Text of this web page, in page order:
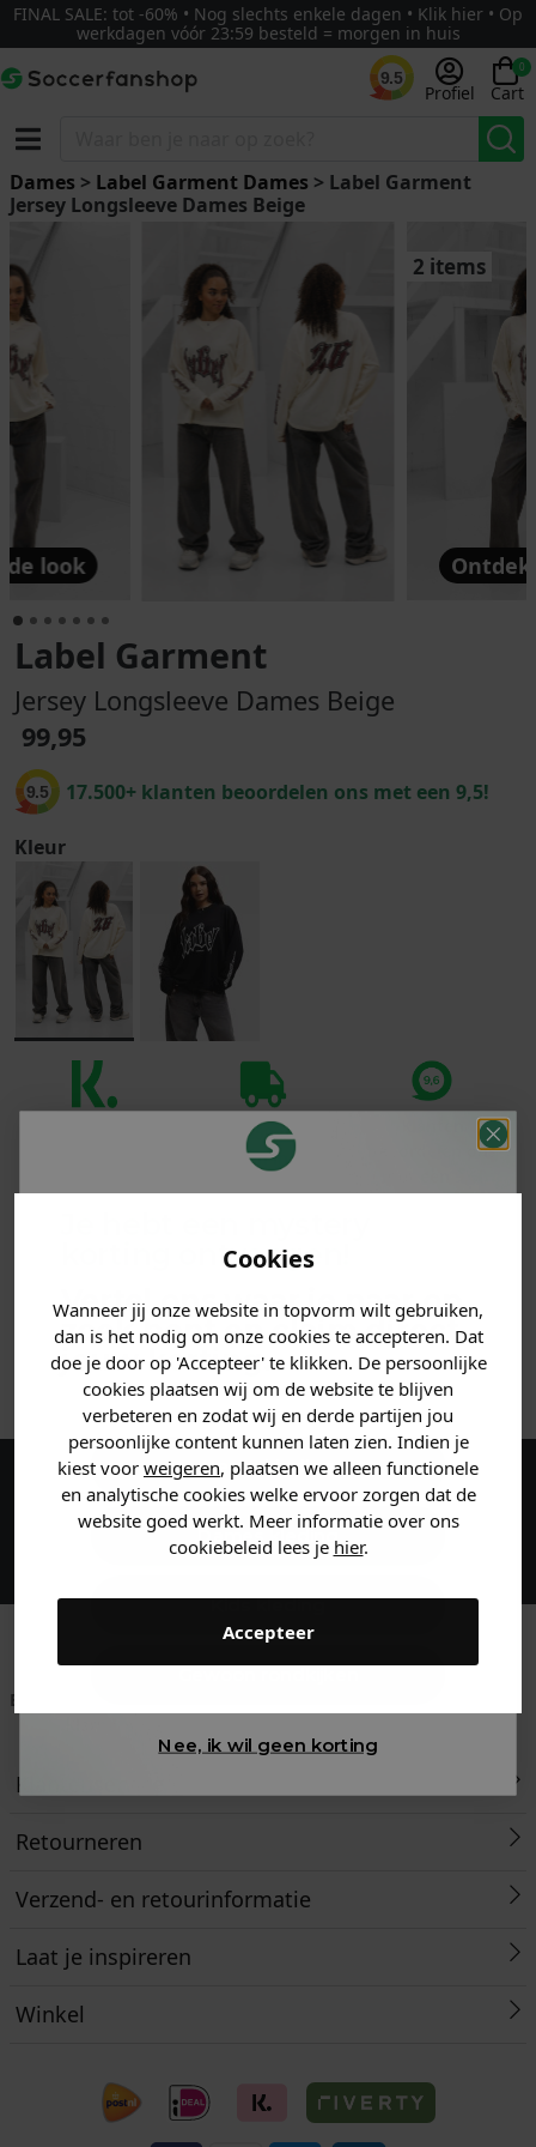
Cookies
Wanneer jij onze website in topvorm wilt gebruiken,
dan is het nodig om onze cookies te accepteren. Dat
doe je door op 'Accepteer' te klikken. De persoonlijke
cookies plaatsen wij om de website te blijven
verbeteren en zodat wij en derde partijen jou
persoonlijke content kunnen laten zien. Indien je
kiest voor weigeren, plaatsen we alleen functionele
en analytische cookies welke ervoor zorgen dat de
website goed werkt. Meer informatie over ons
cookiebeleid lees je hier.
Accepteer
FINAL SALE: tot -60% • Nog slechts enkele dagen • Klik hier • Op
werkdagen vóór 23:59 besteld = morgen in huis
9.5
Profiel
0
Cart
Dames > Label Garment Dames > Label Garment
Jersey Longsleeve Dames Beige
de look
2 items
Label Garment
Jersey Longsleeve Dames Beige
99,95
9.5 17.500+ klanten beoordelen ons met een 9,5!
Kleur
Voor 23:59 besteld
is morgen in huis!*
beoordelen ons
MATERIAAL & WASVOORSCHRIFT
ANDERE BESTELDEN OOK
Maak een account aan en ontvang 5%
korting op je eerste bestelling!
Betaal achteraf met
Klantenservice
Retourneren
Verzend- en retourinformatie
Laat je inspireren
Winkel
korting ontvangen!
Vertel ons waar je naar op
zoek bent en claim direct
jouwkorting.
Heren kleding
Dames kleding
Kids kleding
Nee, ik wil geen korting